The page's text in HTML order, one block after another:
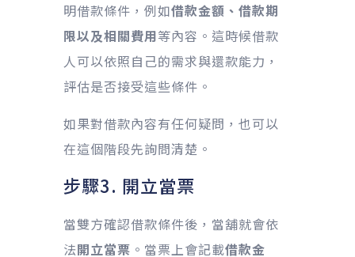
明借款條件，例如借款金額、借款期
限以及相關費用等內容。這時候借款
人可以依照自己的需求與還款能力，
評估是否接受這些條件。
如果對借款內容有任何疑問，也可以
在這個階段先詢問清楚。
步驟3. 開立當票
當雙方確認借款條件後，當舖就會依
法開立當票 。當票上會記載借款金